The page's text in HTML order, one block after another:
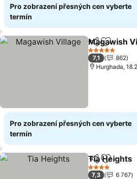
Pro zobrazení přesných cen vyberte
termín
SdíletPřidat
Magawish
5 Počet hvězdiček
7,1
862
Hurghada,
Pro zobrazení přesných cen vyberte
termín
SdíletPřidat
Tia Heights
4 Počet hvězdiček
7,3
6 767